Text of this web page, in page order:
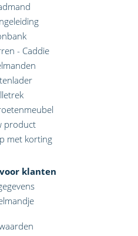
- Caddie
product
met korting
klanten